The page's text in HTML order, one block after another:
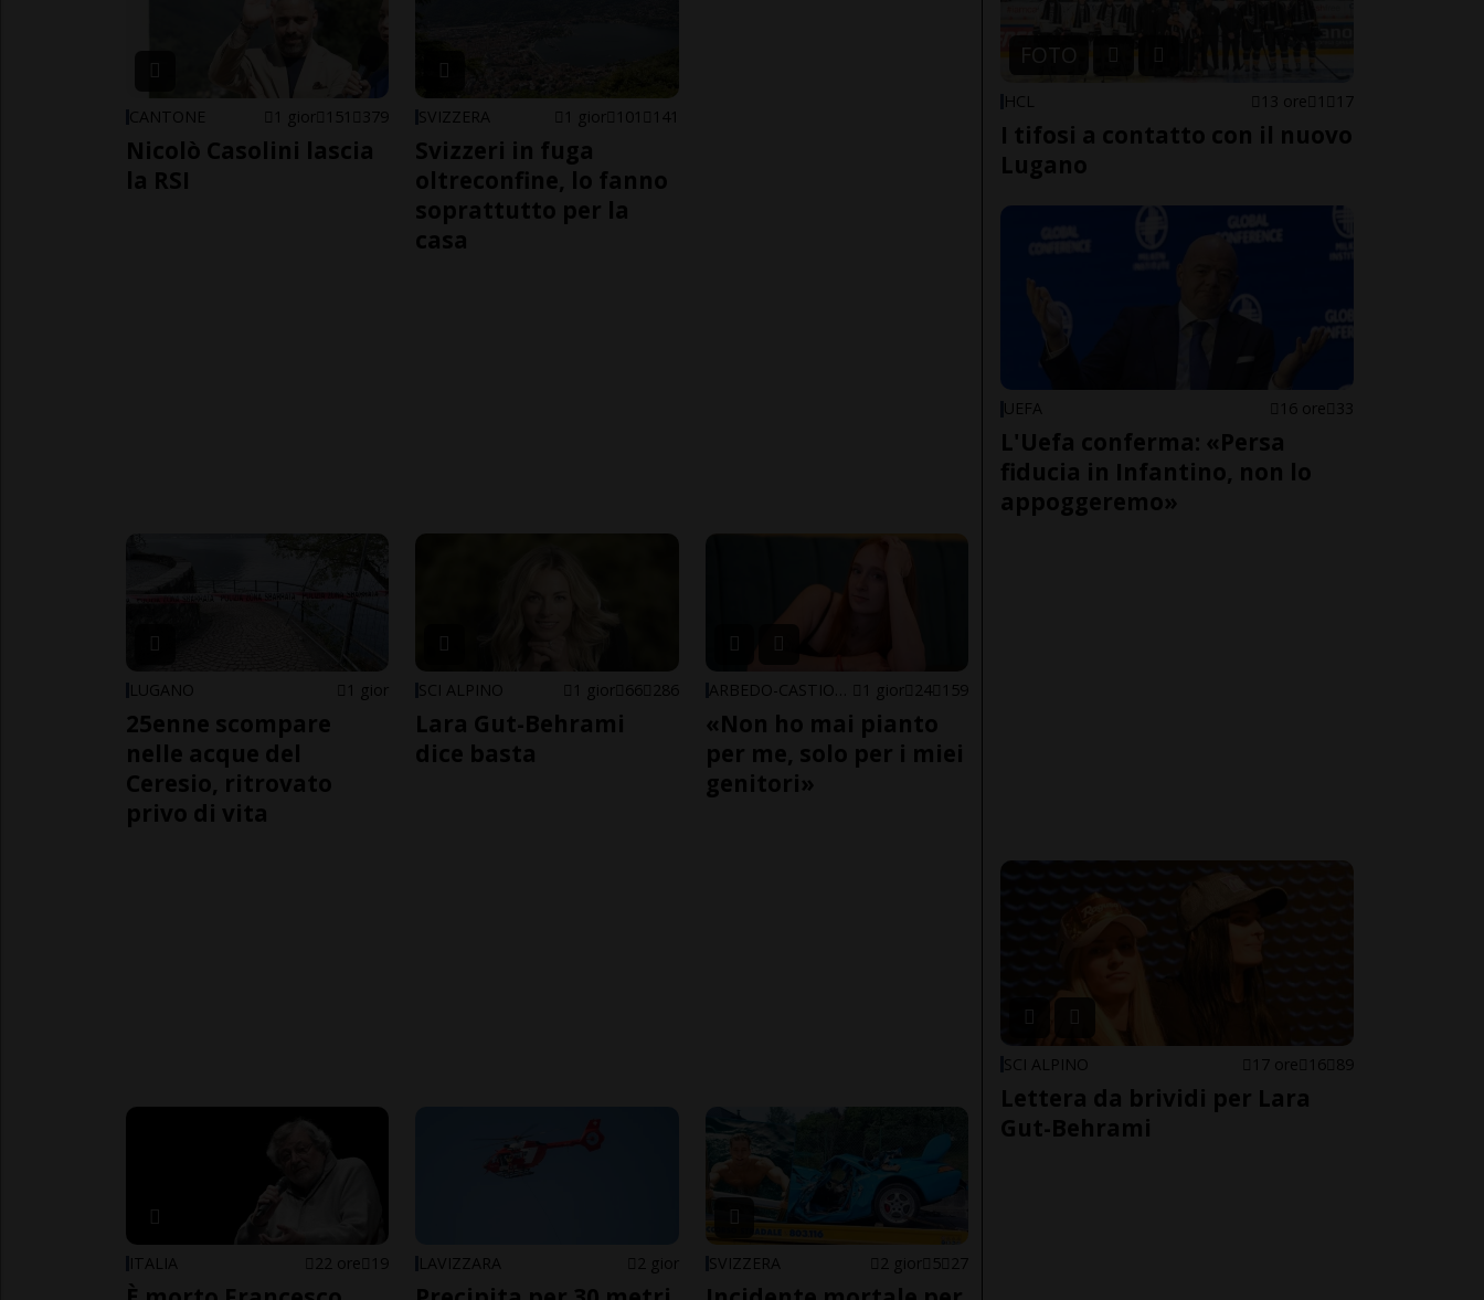
CANTONE 1 gior 151 379
Nicolò Casolini lascia
la RSI
SVIZZERA 1 gior 101 141
Svizzeri in fuga
oltreconfine, lo fanno
soprattutto per la
casa
LUGANO 1 gior
25enne scompare
nelle acque del
Ceresio, ritrovato
privo di vita
SCI ALPINO 1 gior 66 286
Lara Gut-Behrami
dice basta
1 gior 24 159
«Non ho mai pianto
per me, solo per i miei
genitori»
ITALIA 22 ore 19 LAVIZZARA 2 gior SVIZZERA 2 gior 5 27
FOTO
HCL 13 ore 1 17
I tifosi a contatto con il nuovo
Lugano
UEFA 16 ore 33
L'Uefa conferma: «Persa
fiducia in Infantino, non lo
appoggeremo»
SCI ALPINO 17 ore 16 89
Lettera da brividi per Lara
Gut-Behrami